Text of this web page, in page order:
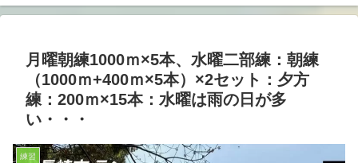
月曜朝練1000ｍ×5本、水曜二部練：朝練
（1000ｍ+400ｍ×5本）×2セット：夕方
練：200ｍ×15本：水曜は雨の日が多
い・・・
練習